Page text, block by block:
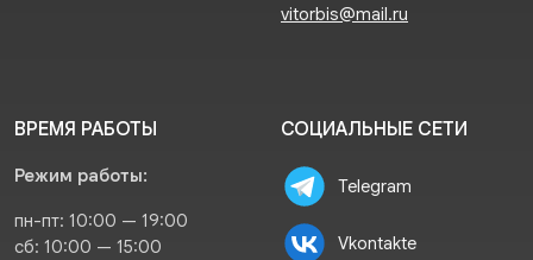
vitorbis@mail.ru
ВРЕМЯ РАБОТЫ
Режим работы:
пн-пт: 10:00 — 19:00
сб: 10:00 — 15:00
СОЦИАЛЬНЫЕ СЕТИ
Telegram
Vkontakte